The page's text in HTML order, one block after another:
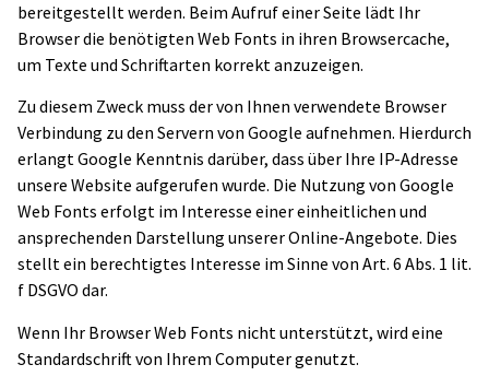
bereitgestellt werden. Beim Aufruf einer Seite lädt Ihr
Browser die benötigten Web Fonts in ihren Browsercache,
um Texte und Schriftarten korrekt anzuzeigen.
Zu diesem Zweck muss der von Ihnen verwendete Browser
Verbindung zu den Servern von Google aufnehmen. Hierdurch
erlangt Google Kenntnis darüber, dass über Ihre IP-Adresse
unsere Website aufgerufen wurde. Die Nutzung von Google
Web Fonts erfolgt im Interesse einer einheitlichen und
ansprechenden Darstellung unserer Online-Angebote. Dies
stellt ein berechtigtes Interesse im Sinne von Art. 6 Abs. 1 lit.
f DSGVO dar.
Wenn Ihr Browser Web Fonts nicht unterstützt, wird eine
Standardschrift von Ihrem Computer genutzt.